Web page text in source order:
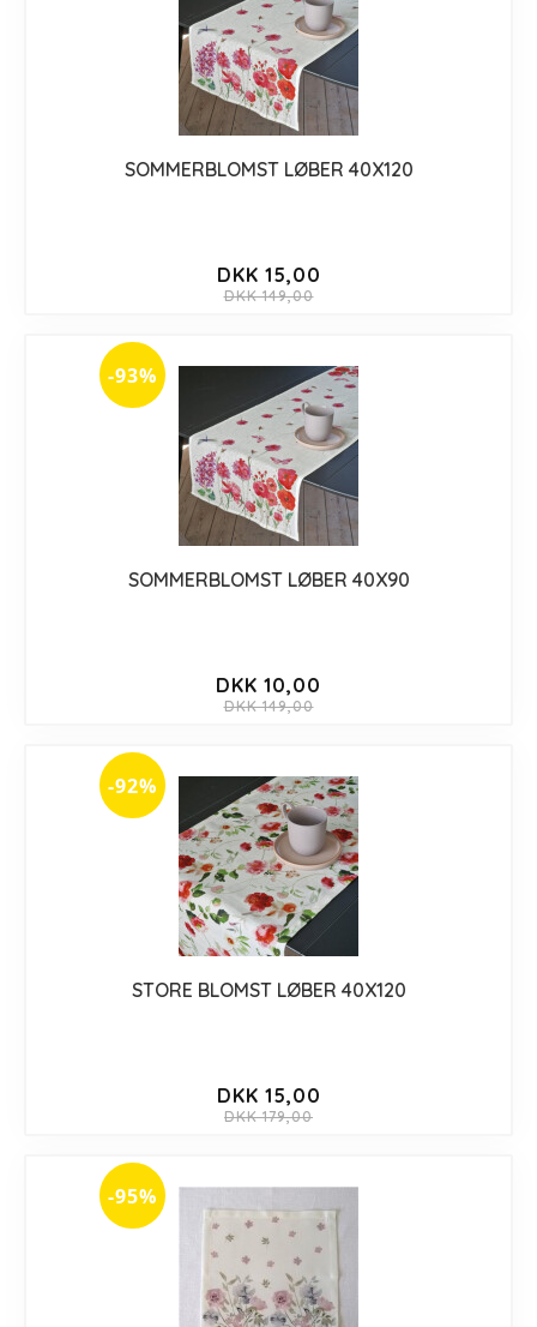
SOMMERBLOMST LØBER 40X120
DKK 15,00
DKK 149,00
-93%
SOMMERBLOMST LØBER 40X90
DKK 10,00
DKK 149,00
-92%
STORE BLOMST LØBER 40X120
DKK 15,00
DKK 179,00
-95%